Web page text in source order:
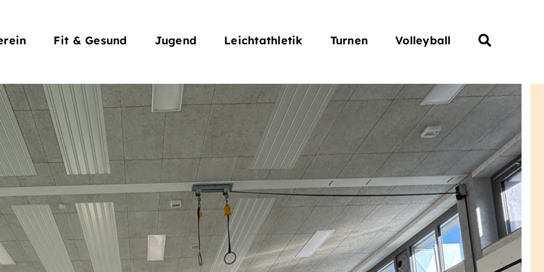
Fit & Gesund Jugend Leichtathletik Turnen Volleyball